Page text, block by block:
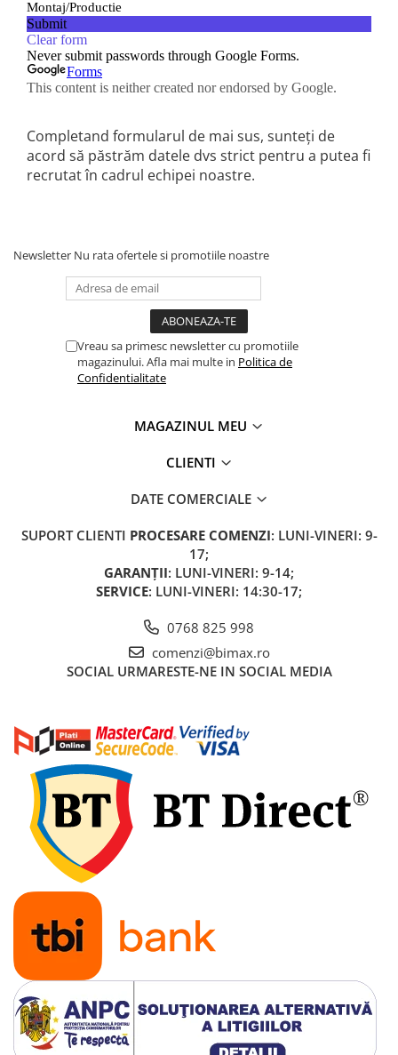
Barbati
Dama
Ieftine
Pliabila
Tip Scuter
Kuba
Ztech
Acumulatori 36V
Cauciucuri
Cauciucuri Fat Bike
Piese Trotinete Electrice
Baterie Trotineta Electrica
Cauciuc Trotineta Electrica
Incarcator Trotineta Electrica
Controller Trotineta Electrica
Acceleratie Trotineta Electrica
Display/Ecran Trotineta Electrica
Motor Trotineta Electrica
Kit Frână Hidraulică
Franare Trotineta Electrica
Aparatori Noroi Trotineta Electrica
Electrice Diverse, Contacte,
Butoane
Lumini Trotinete Electrice
Piese Kugoo
Kukirin M4 MAX
Kukirin S1 MAX 2025-2026
KuKirin G2
Completand formularul de mai sus, sunteți de
acord să păstrăm datele dvs strict pentru a putea fi
recrutat în cadrul echipei noastre.
Newsletter Nu rata ofertele si promotiile noastre
Vreau sa primesc newsletter cu promotiile
magazinului. Afla mai multe in Politica de
Confidentialitate
MAGAZINUL MEU
CLIENTI
DATE COMERCIALE
SUPORT CLIENTI PROCESARE COMENZI: LUNI-VINERI: 9-
17;
GARANȚII: LUNI-VINERI: 9-14;
SERVICE: LUNI-VINERI: 14:30-17;
0768 825 998
comenzi@bimax.ro
SOCIAL URMARESTE-NE IN SOCIAL MEDIA